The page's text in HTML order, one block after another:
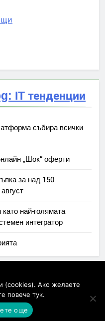
IT тенденции
събира всички
„Шок“ оферти
за над 150
най-голямата
интегратор
.
(cookies). Ако желаете
повече тук.
още